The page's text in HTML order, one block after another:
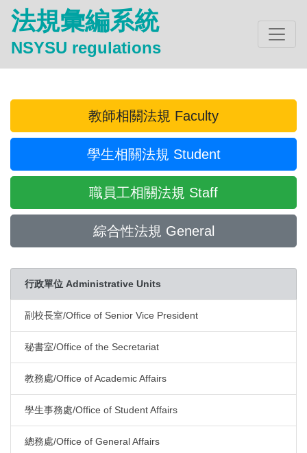
法規彙編系統
NSYSU regulations
教師相關法規 Faculty
學生相關法規 Student
職員工相關法規 Staff
綜合性法規 General
行政單位 Administrative Units
副校長室/Office of Senior Vice President
秘書室/Office of the Secretariat
教務處/Office of Academic Affairs
學生事務處/Office of Student Affairs
總務處/Office of General Affairs